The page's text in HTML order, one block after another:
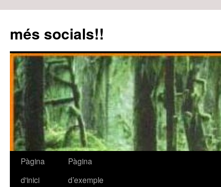
més socials!!
Vés
Pàgina
d'inici
Pàgina
d’exemple